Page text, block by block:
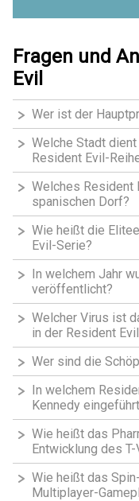
Fragen und
Evil
Wer ist der
Welche Stadt
Resident Evil-
Welches Resident
spanischen Dorf?
Wie heißt die
Evil-Serie?
In welchem Jahr
veröffentlicht?
Welcher Virus ist
in der Resident
Wer sind die
In welchem
Kennedy
Wie heißt das
Entwicklung des
Wie heißt das
Multiplayer-